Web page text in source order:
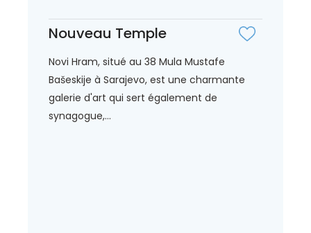
Nouveau Temple
Novi Hram, situé au 38 Mula Mustafe
Bašeskije à Sarajevo, est une charmante
galerie d'art qui sert également de
synagogue,...